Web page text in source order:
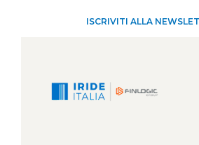
ISCRIVITI ALLA